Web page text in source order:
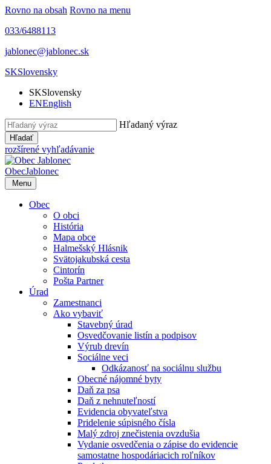
Rovno na obsah Rovno na menu
033/6488113
jablonec@jablonec.sk
SKSlovensky
SKSlovensky
ENEnglish
Hľadaný výraz
Hľadať
rozšírené vyhľadávanie
ObecJablonec
Menu
Obec
O obci
História
Mapa obce
Halmešský Hlásnik
Svätojakubská cesta
Cintorín
Pošta Partner
Úrad
Zamestnanci
Ako vybaviť
Stavebný úrad
Osvedčovanie listín a podpisov
Výrub drevín
Sociálne veci
Odkázanosť na sociálnu službu
Obecné nájomné byty
Daň za psa
Daň z nehnuteľností
Evidencia obyvateľstva
Pridelenie súpisného čísla
Malý zdroj znečistenia ovzdušia
Vydanie osvedčenia o zápise do evidencie
samostatne hospodáriacich roľníkov